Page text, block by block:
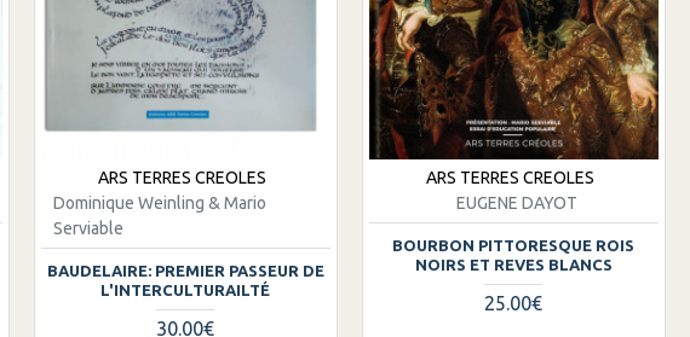
ARS TERRES CREOLES
Dominique Weinling & Mario
Serviable
BAUDELAIRE: PREMIER PASSEUR DE
L'INTERCULTURAILTÉ
30.00€
ARS TERRES CREOLES
EUGENE DAYOT
BOURBON PITTORESQUE ROIS
NOIRS ET REVES BLANCS
25.00€